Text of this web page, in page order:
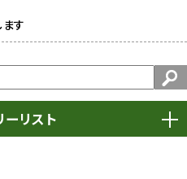
す
ーリスト